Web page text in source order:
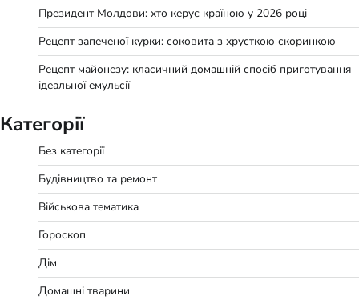
Президент Молдови: хто керує країною у 2026 році
Рецепт запеченої курки: соковита з хрусткою скоринкою
Рецепт майонезу: класичний домашній спосіб приготування
ідеальної емульсії
Категорії
Без категорії
Будівництво та ремонт
Військова тематика
Гороскоп
Дім
Домашні тварини